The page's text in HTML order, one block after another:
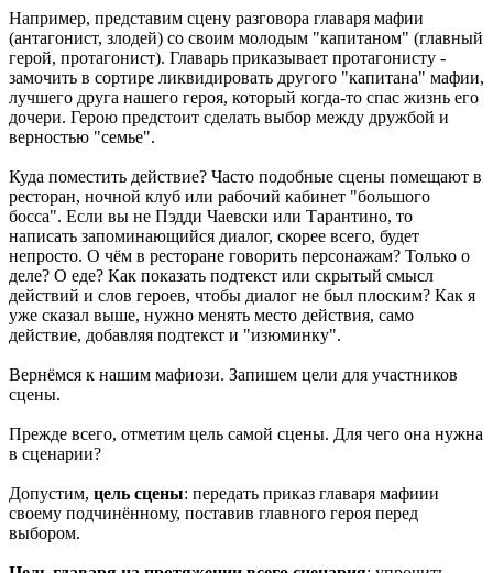
Например, представим сцену разговора главаря мафии
(антагонист, злодей) со своим молодым "капитаном" (главный
герой, протагонист). Главарь приказывает протагонисту -
замочить в сортире ликвидировать другого "капитана" мафии,
лучшего друга нашего героя, который когда-то спас жизнь его
дочери. Герою предстоит сделать выбор между дружбой и
верностью "семье".
Куда поместить действие? Часто подобные сцены помещают в
ресторан, ночной клуб или рабочий кабинет "большого
босса". Если вы не Пэдди Чаевски или Тарантино, то
написать запоминающийся диалог, скорее всего, будет
непросто. О чём в ресторане говорить персонажам? Только о
деле? О еде? Как показать подтекст или скрытый смысл
действий и слов героев, чтобы диалог не был плоским? Как я
уже сказал выше, нужно менять место действия, само
действие, добавляя подтекст и "изюминку".
Вернёмся к нашим мафиози. Запишем цели для участников
сцены.
Прежде всего, отметим цель самой сцены. Для чего она нужна
в сценарии?
Допустим, цель сцены: передать приказ главаря мафиии
своему подчинённому, поставив главного героя перед
выбором.